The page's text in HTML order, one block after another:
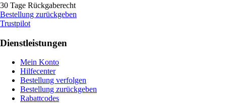
30 Tage Rückgaberecht
Bestellung zurückgeben
Trustpilot
Dienstleistungen
Mein Konto
Hilfecenter
Bestellung verfolgen
Bestellung zurückgeben
Rabattcodes